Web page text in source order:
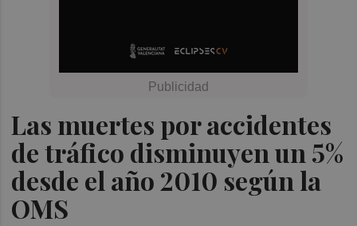
Las muertes por accidentes
de tráfico disminuyen un 5%
desde el año 2010 según la
OMS